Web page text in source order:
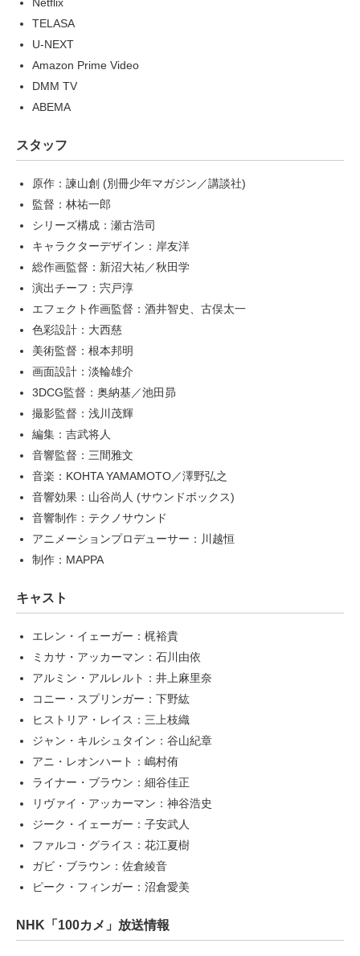
Netflix
TELASA
U-NEXT
Amazon Prime Video
DMM TV
ABEMA
スタッフ
原作：諫山創 (別冊少年マガジン／講談社)
監督：林祐一郎
シリーズ構成：瀬古浩司
キャラクターデザイン：岸友洋
総作画監督：新沼大祐／秋田学
演出チーフ：宍戸淳
エフェクト作画監督：酒井智史、古俣太一
色彩設計：大西慈
美術監督：根本邦明
画面設計：淡輪雄介
3DCG監督：奥納基／池田昴
撮影監督：浅川茂輝
編集：吉武将人
音響監督：三間雅文
音楽：KOHTA YAMAMOTO／澤野弘之
音響効果：山谷尚人 (サウンドボックス)
音響制作：テクノサウンド
アニメーションプロデューサー：川越恒
制作：MAPPA
キャスト
エレン・イェーガー：梶裕貴
ミカサ・アッカーマン：石川由依
アルミン・アルレルト：井上麻里奈
コニー・スプリンガー：下野紘
ヒストリア・レイス：三上枝織
ジャン・キルシュタイン：谷山紀章
アニ・レオンハート：嶋村侑
ライナー・ブラウン：細谷佳正
リヴァイ・アッカーマン：神谷浩史
ジーク・イェーガー：子安武人
ファルコ・グライス：花江夏樹
ガビ・ブラウン：佐倉綾音
ピーク・フィンガー：沼倉愛美
NHK「100カメ」放送情報